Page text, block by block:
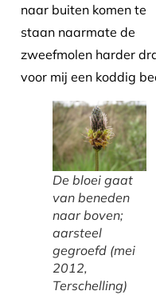
naar buiten komen te
staan naarmate de
zweefmolen harder
voor mij een koddig
De bloei gaat
van beneden
naar boven;
aarsteel
gegroefd (mei
2012,
Terschelling)